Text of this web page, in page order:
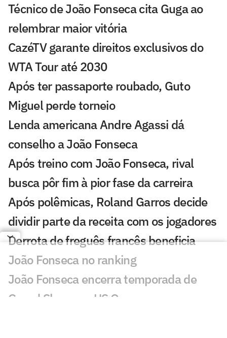
Técnico de João Fonseca cita Guga ao
relembrar maior vitória
CazéTV garante direitos exclusivos do
WTA Tour até 2030
Após ter passaporte roubado, Guto
Miguel perde torneio
Lenda americana Andre Agassi dá
conselho a João Fonseca
Após treino com João Fonseca, rival
busca pôr fim à pior fase da carreira
Após polêmicas, Roland Garros decide
dividir parte da receita com os jogadores
Derrota de freguês francês beneficia
João Fonseca no ranking
João Fonseca encerra temporada de
Grand Slams no US Open